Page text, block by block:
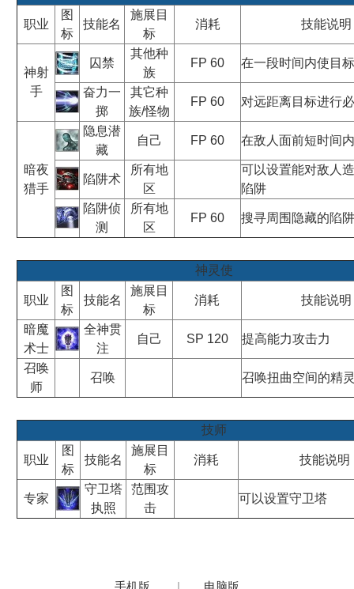
职业
图
标
技能名
施展目
标
消耗 技能说明
神射
手
囚禁
其他种
族
FP 60 在一段时间内使目
奋力一
掷
其它种
族/怪物
FP 60 对远距离目标进行
暗夜
猎手
隐息潜
藏
自己 FP 60 在敌人面前短时间
陷阱术
所有地
区
可以设置能对敌人
陷阱
陷阱侦
测
所有地
区
FP 60 搜寻周围隐藏的陷阱
神灵使
职业
图
标
技能名
施展目
标
消耗 技能说明
暗魔
术士
全神贯
注
自己 SP 120 提高能力攻击力
召唤
师
召唤 召唤扭曲空间的精
技师
职业
图
标
技能名
施展目
标
消耗 技能说明
专家
守卫塔
执照
范围攻
击
可以设置守卫塔
手机版 | 电脑版